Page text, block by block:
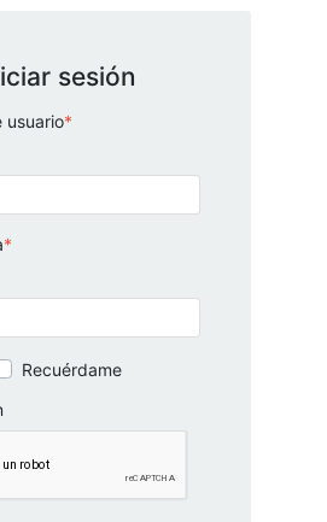
sesión
usuario*
*
Recuérdame